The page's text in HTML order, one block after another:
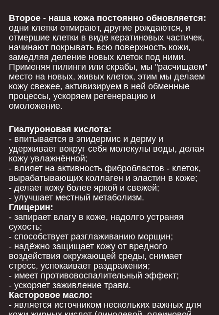
Второе - наша кожа постоянно обновляется:
одни клетки отмирают, другие рождаются, и
отмершие клетки в виде кератиновых частичек,
начинают покрывать всю поверхность кожи,
замедляя деление новых клеток под ними.
Применяя пилинги или скрабы, мы "расчищаем"
место на новых, живых клеток, этим мы делаем
кожу свежее, активизируем в ней обменные
процессы, ускоряем регенерацию и
омоложение.
Гиалуроновая кислота:
- впитывается в эпидермис и дерму и
удерживает вокруг себя молекулы воды, делая
кожу увлажнённой;
- влияет на активность фибробластов - клеток,
вырабатывающих коллаген и эластин в коже;
- делает кожу более яркой и свежей;
- улучшает местный метаболизм.
Глицерин:
- запирает влагу в коже, надолго устраняя
сухость;
- способствует разглаживанию морщин;
- надёжно защищает кожу от вредного
воздействия окружающей среды, снимает
стресс, успокаивает раздражения;
- имеет противовоспалительный эффект;
- ускоряет заживление травм.
Касторовое масло:
- является источником нескольких важных для